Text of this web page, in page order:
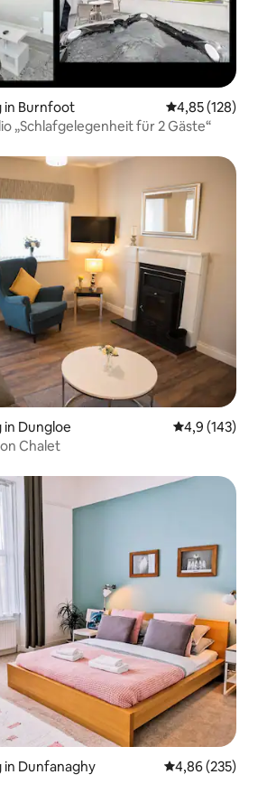
in Burnfoot
4,85 (128)
„Schlafgelegenheit für 2 Gäste“
Dungloe
4,9 (143)
Chalet
Dunfanaghy
4,86 (235)